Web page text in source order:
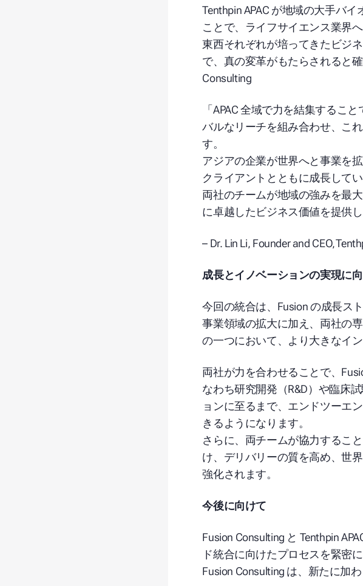
Tenthpin APAC が地域の大手バイ
ことで、ライフサイエンス業界
東西それぞれが培ってきたビジ
で、真の変革がもたらされると
Consulting
「APAC 全域で力を結集するこ
バルなリーチを組み合わせ、こ
す。
アジアの企業が世界へと事業を
クライアントとともに成長して
両社のチームが地域の強みを最
に卓越したビジネス価値を提供
– Dr. Lin Li, Founder and CEO,
成長とイノベーションの実現に
今回の統合は、Fusion の成長ス
事業領域の拡大に加え、両社の
の一つにおいて、より大きなイ
両社が力を合わせることで、
なわち研究開発（R&D）や臨床
ョンに至るまで、エンドツーエ
きるようになります。
さらに、両チームが協力するこ
け、デリバリーの質を高め、世
強化されます。
今後に向けて
Fusion Consulting と Tenthpin
ド統合に向けたプロセスを緊密
Fusion Consulting は、新たに加